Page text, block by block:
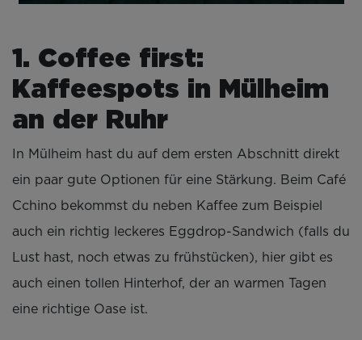
1. Coffee first:
Kaffeespots in Mülheim
an der Ruhr
In Mülheim hast du auf dem ersten Abschnitt direkt
ein paar gute Optionen für eine Stärkung. Beim Café
Cchino bekommst du neben Kaffee zum Beispiel
auch ein richtig leckeres Eggdrop-Sandwich (falls du
Lust hast, noch etwas zu frühstücken), hier gibt es
auch einen tollen Hinterhof, der an warmen Tagen
eine richtige Oase ist.